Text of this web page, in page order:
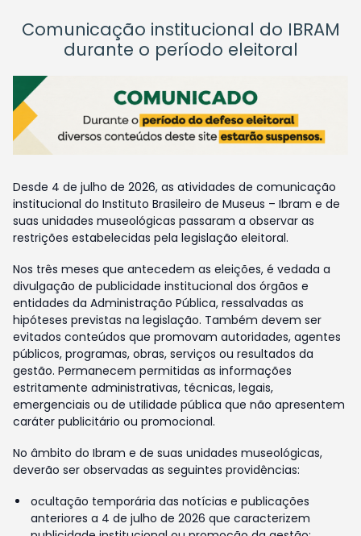
Comunicação institucional do IBRAM
durante o período eleitoral
Desde 4 de julho de 2026, as atividades de comunicação
institucional do Instituto Brasileiro de Museus – Ibram e de
suas unidades museológicas passaram a observar as
restrições estabelecidas pela legislação eleitoral.
Nos três meses que antecedem as eleições, é vedada a
divulgação de publicidade institucional dos órgãos e
entidades da Administração Pública, ressalvadas as
hipóteses previstas na legislação. Também devem ser
evitados conteúdos que promovam autoridades, agentes
públicos, programas, obras, serviços ou resultados da
gestão. Permanecem permitidas as informações
estritamente administrativas, técnicas, legais,
emergenciais ou de utilidade pública que não apresentem
caráter publicitário ou promocional.
No âmbito do Ibram e de suas unidades museológicas,
deverão ser observadas as seguintes providências:
ocultação temporária das notícias e publicações
anteriores a 4 de julho de 2026 que caracterizem